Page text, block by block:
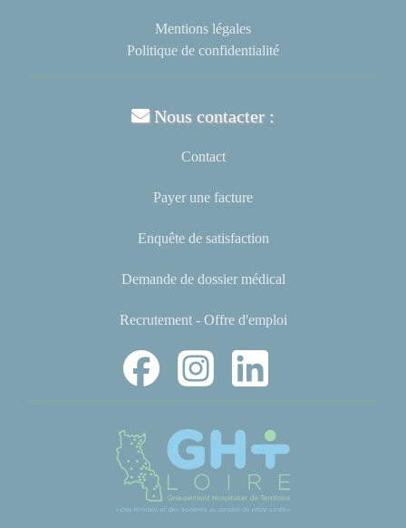
Mentions légales
Politique de confidentialité
Nous contacter :
Contact
Payer une facture
Enquête de satisfaction
Demande de dossier médical
Recrutement - Offre d'emploi